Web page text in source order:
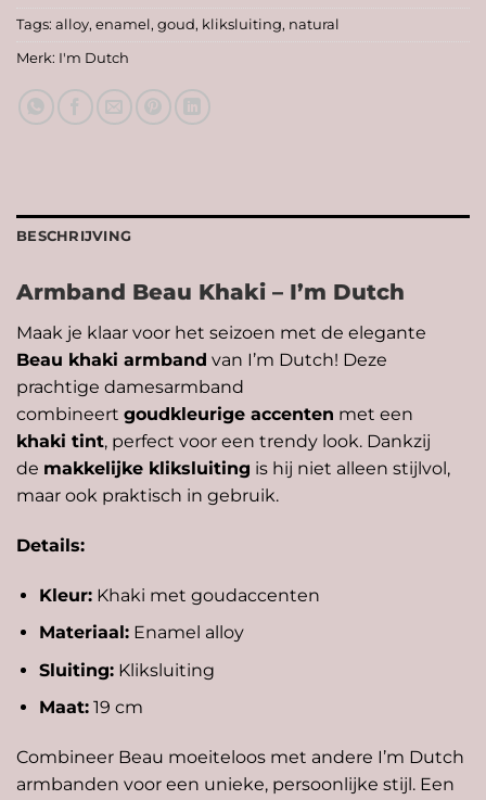
Tags: alloy, enamel , goud, kliksluiting, natural
Merk: I'm Dutch
BESCHRIJVING
Armband Beau Khaki – I’m Dutch
Maak je klaar voor het seizoen met de elegante
Beau khaki armband van I’m Dutch! Deze
prachtige damesarmband
combineert goudkleurige accenten met een
khaki tint, perfect voor een trendy look. Dankzij
de makkelijke kliksluiting is hij niet alleen stijlvol,
maar ook praktisch in gebruik.
Details:
Kleur:Khaki met goudaccenten
Materiaal:Enamel alloy
Sluiting:Kliksluiting
Maat:19 cm
Combineer Beau moeiteloos met andere I’m Dutch
armbanden voor een unieke, persoonlijke stijl. Een